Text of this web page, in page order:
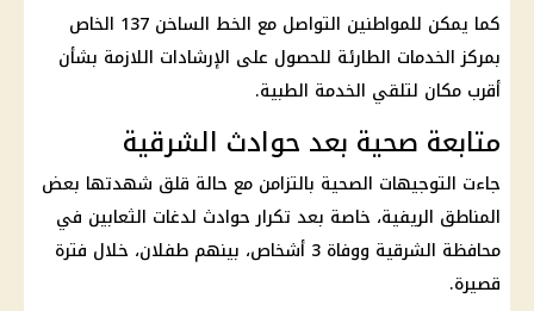
كما يمكن للمواطنين التواصل مع الخط الساخن 137 الخاص
بمركز الخدمات الطارئة للحصول على الإرشادات اللازمة بشأن
أقرب مكان لتلقي الخدمة الطبية.
متابعة صحية بعد حوادث الشرقية
جاءت التوجيهات الصحية بالتزامن مع حالة قلق شهدتها بعض
المناطق الريفية، خاصة بعد تكرار حوادث لدغات الثعابين في
محافظة الشرقية ووفاة 3 أشخاص، بينهم طفلان، خلال فترة
قصيرة.